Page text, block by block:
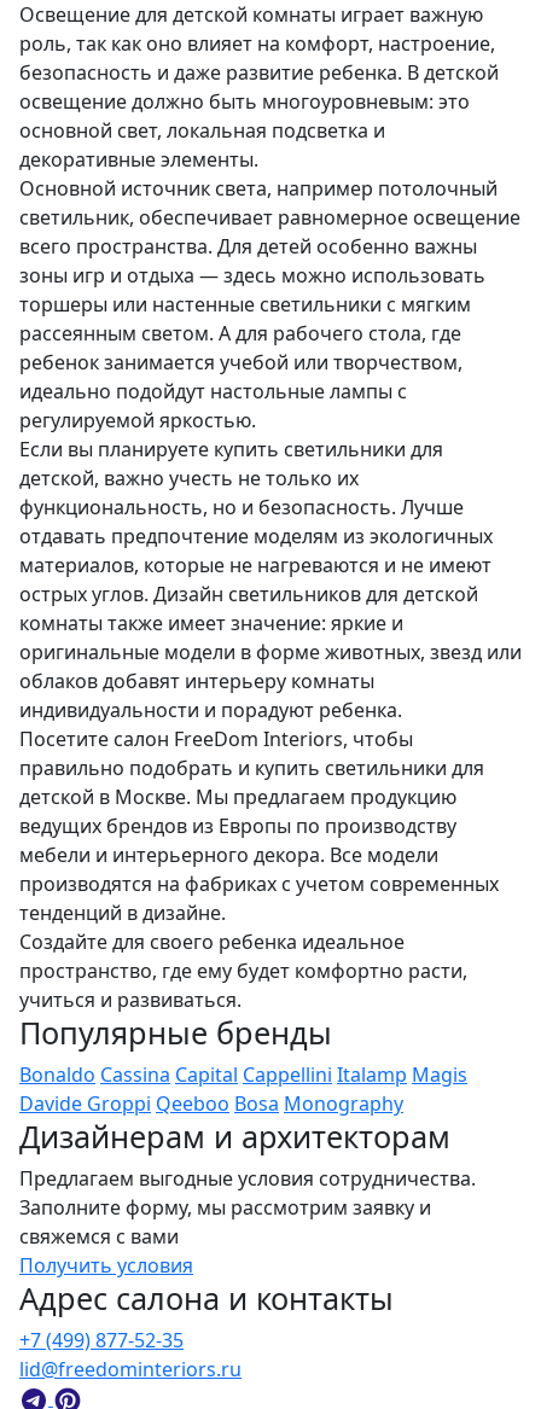
Освещение для детской комнаты играет важную
роль, так как оно влияет на комфорт, настроение,
безопасность и даже развитие ребенка. В детской
освещение должно быть многоуровневым: это
основной свет, локальная подсветка и
декоративные элементы.
Основной источник света, например потолочный
светильник, обеспечивает равномерное освещение
всего пространства. Для детей особенно важны
зоны игр и отдыха — здесь можно использовать
торшеры или настенные светильники с мягким
рассеянным светом. А для рабочего стола, где
ребенок занимается учебой или творчеством,
идеально подойдут настольные лампы с
регулируемой яркостью.
Если вы планируете купить светильники для
детской, важно учесть не только их
функциональность, но и безопасность. Лучше
отдавать предпочтение моделям из экологичных
материалов, которые не нагреваются и не имеют
острых углов. Дизайн светильников для детской
комнаты также имеет значение: яркие и
оригинальные модели в форме животных, звезд или
облаков добавят интерьеру комнаты
индивидуальности и порадуют ребенка.
Посетите салон FreeDom Interiors, чтобы
правильно подобрать и купить светильники для
детской в Москве. Мы предлагаем продукцию
ведущих брендов из Европы по производству
мебели и интерьерного декора. Все модели
производятся на фабриках с учетом современных
тенденций в дизайне.
Создайте для своего ребенка идеальное
пространство, где ему будет комфортно расти,
учиться и развиваться.
Популярные бренды
Bonaldo Cassina Capital Cappellini Italamp Magis
Davide Groppi Qeeboo Bosa Monography
Дизайнерам и архитекторам
Предлагаем выгодные условия сотрудничества.
Заполните форму, мы рассмотрим заявку и
свяжемся с вами
Получить условия
Адрес салона и контакты
+7 (499) 877-52-35
lid@freedominteriors.ru